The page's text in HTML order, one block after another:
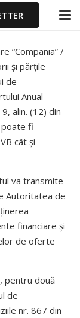
“Compania” /
și părțile
de
Anual
alin. (12) din
fi
cât și
va transmite
Autoritatea de
financiare și
de oferte
pentru două
de
nr. 867 din